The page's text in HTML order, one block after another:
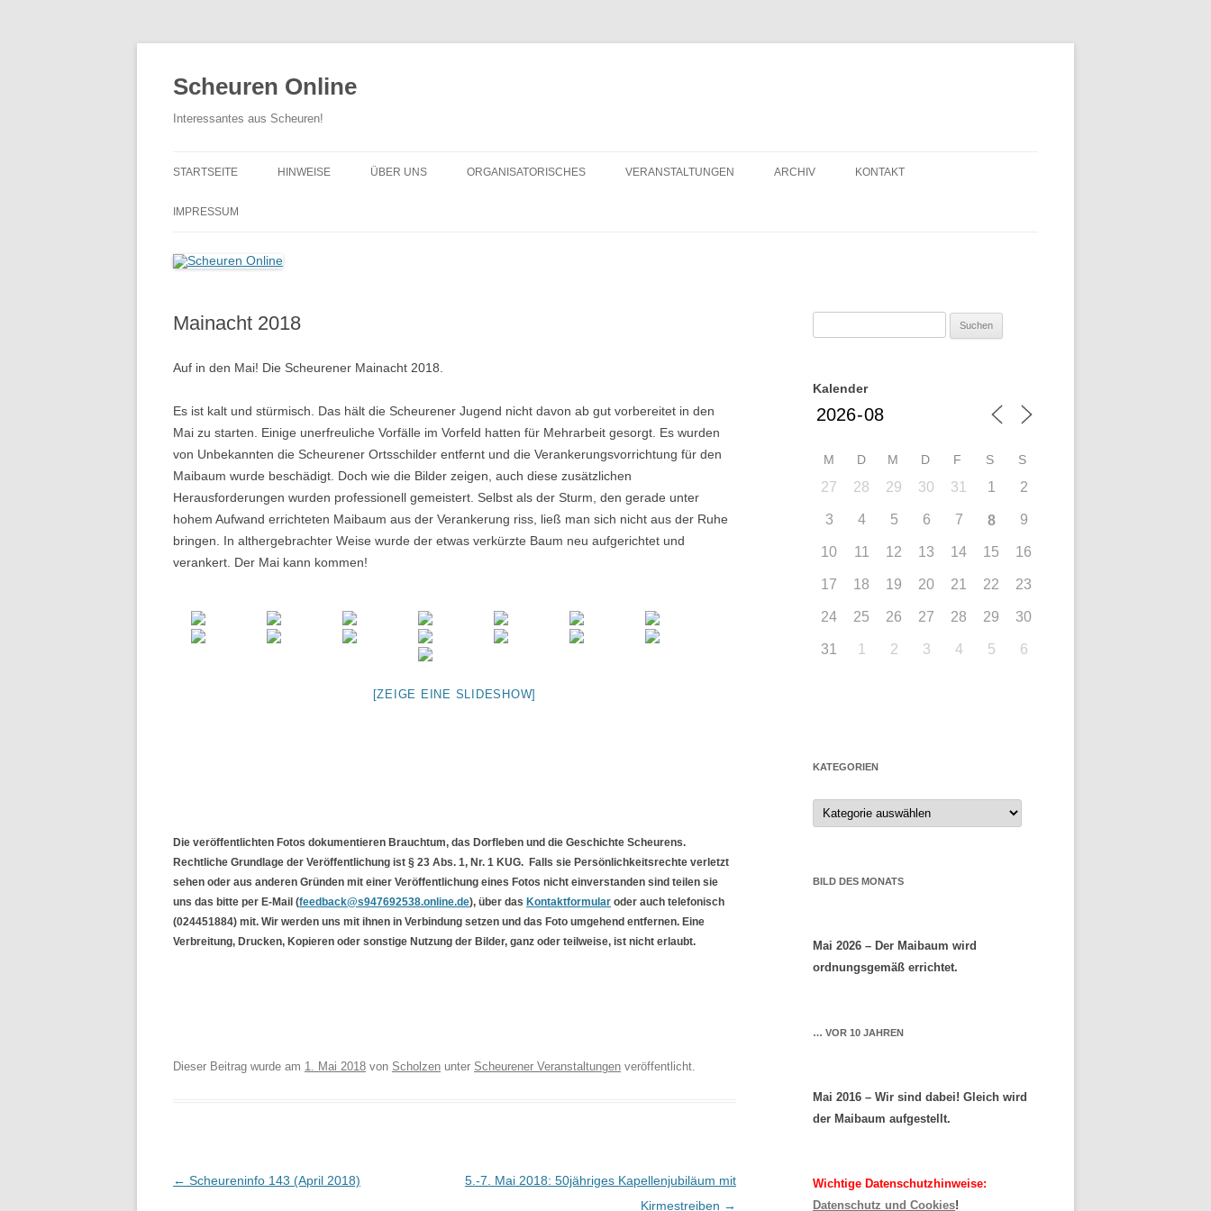
Scheuren Online
Interessantes aus Scheuren!
STARTSEITE HINWEISE ÜBER UNS ORGANISATORISCHES VERANSTALTUNGEN ARCHIV KONTAKT
IMPRESSUM
Mainacht 2018
Auf in den Mai! Die Scheurener Mainacht 2018.
Es ist kalt und stürmisch. Das hält die Scheurener Jugend nicht davon ab gut vorbereitet in den
Mai zu starten. Einige unerfreuliche Vorfälle im Vorfeld hatten für Mehrarbeit gesorgt. Es wurden
von Unbekannten die Scheurener Ortsschilder entfernt und die Verankerungsvorrichtung für den
Maibaum wurde beschädigt. Doch wie die Bilder zeigen, auch diese zusätzlichen
Herausforderungen wurden professionell gemeistert. Selbst als der Sturm, den gerade unter
hohem Aufwand errichteten Maibaum aus der Verankerung riss, ließ man sich nicht aus der Ruhe
bringen. In althergebrachter Weise wurde der etwas verkürzte Baum neu aufgerichtet und
verankert. Der Mai kann kommen!
[ZEIGE EINE SLIDESHOW]
Die veröffentlichten Fotos dokumentieren Brauchtum, das Dorfleben und die Geschichte Scheurens.
Rechtliche Grundlage der Veröffentlichung ist § 23 Abs. 1, Nr. 1 KUG. Falls sie Persönlichkeitsrechte verletzt
sehen oder aus anderen Gründen mit einer Veröffentlichung eines Fotos nicht einverstanden sind teilen sie
uns das bitte per E-Mail (feedback@s947692538.online.de), über das Kontaktformular oder auch telefonisch
(024451884) mit. Wir werden uns mit ihnen in Verbindung setzen und das Foto umgehend entfernen. Eine
Verbreitung, Drucken, Kopieren oder sonstige Nutzung der Bilder, ganz oder teilweise, ist nicht erlaubt.
Dieser Beitrag wurde am 1. Mai 2018 von Scholzen unter Scheurener Veranstaltungen veröffentlicht.
Beitragsnavigation
← Scheureninfo 143 (April 2018)
5.-7. Mai 2018: 50jähriges Kapellenjubiläum mit
Kirmestreiben →
Kalender
M D M D F S S
27 28 29 30 31 1 2
3 4 5 6 7 8 9
10 11 12 13 14 15 16
17 18 19 20 21 22 23
24 25 26 27 28 29 30
31 1 2 3 4 5 6
KATEGORIEN
Kategorien
BILD DES MONATS
Mai 2026 – Der Maibaum wird
ordnungsgemäß errichtet.
… VOR 10 JAHREN
Mai 2016 – Wir sind dabei! Gleich wird
der Maibaum aufgestellt.
Wichtige Datenschutzhinweise:
Datenschutz und Cookies!